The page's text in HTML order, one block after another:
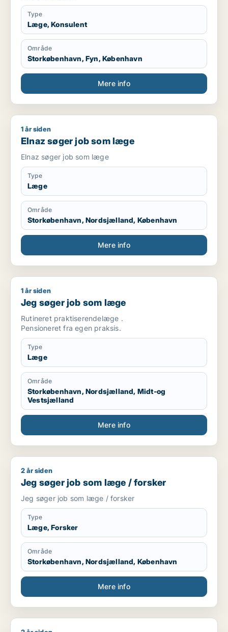
Rusmiddel behandling
Kommune læge
Type
Læge, Konsulent
Område
Storkøbenhavn, Fyn, København
Mere info
Elnaz søger job som læge
1 år siden
Elnaz søger job som læge
Elnaz søger job som læge
Type
Læge
Område
Storkøbenhavn, Nordsjælland, København
Mere info
Jeg søger job som læge
1 år siden
Jeg søger job som læge
Rutineret praktiserendelæge .
Pensioneret fra egen praksis.
Type
Læge
Område
Storkøbenhavn, Nordsjælland, Midt-og
Vestsjælland
Mere info
Jeg søger job som læge / forsker
2 år siden
Jeg søger job som læge / forsker
Jeg søger job som læge / forsker
Type
Læge, Forsker
Område
Storkøbenhavn, Nordsjælland, København
Mere info